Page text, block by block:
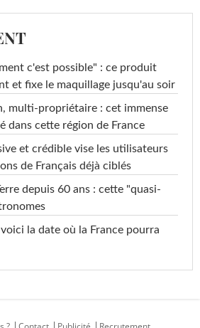
c'est possible" : ce produit
et fixe le maquillage jusqu'au soir
multi-propriétaire : cet immense
dans cette région de France
et crédible vise les utilisateurs
de Français déjà ciblés
depuis 60 ans : cette "quasi-
la date où la France pourra